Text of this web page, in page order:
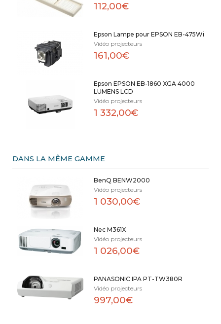
112,00€
Epson Lampe pour EPSON EB-475Wi
Vidéo projecteurs
161,00€
Epson EPSON EB-1860 XGA 4000
LUMENS LCD
Vidéo projecteurs
1 332,00€
DANS LA MÊME GAMME
BenQ BENW2000
Vidéo projecteurs
1 030,00€
Nec M361X
Vidéo projecteurs
1 026,00€
PANASONIC IPA PT-TW380R
Vidéo projecteurs
997,00€